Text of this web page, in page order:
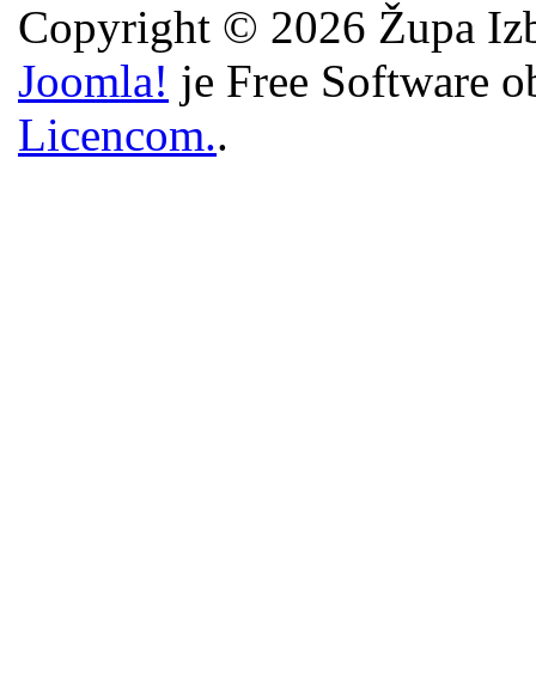
Copyright © 2026 Župa
Joomla! je Free Software
Licencom..